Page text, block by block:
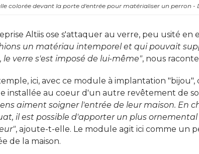
colorée devant la porte d'entrée pour matérialiser un perron -
Altiis ose s'attaquer au verre, peu usité en
un matériau intemporel et qui pouvait
le verre s'est imposé de lui-même", nous
ici, avec ce module à implantation
installée au coeur d'un autre revêtement de
aiment soigner l'entrée de leur maison. En
il est possible d'apporter un plus
, ajoute-t-elle. Le module agit ici comme un
de la maison.